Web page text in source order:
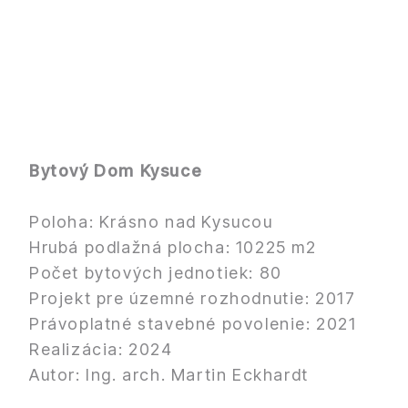
Bytový Dom Kysuce
Poloha: Krásno nad Kysucou
Hrubá podlažná plocha: 10225 m2
Počet bytových jednotiek: 80
Projekt pre územné rozhodnutie: 2017
Právoplatné stavebné povolenie: 2021
Realizácia: 2024
Autor: Ing. arch. Martin Eckhardt